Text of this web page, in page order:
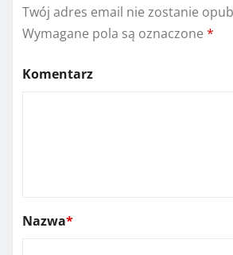
Twój adres email nie zostanie
Wymagane pola są oznaczone *
Komentarz
Nazwa*